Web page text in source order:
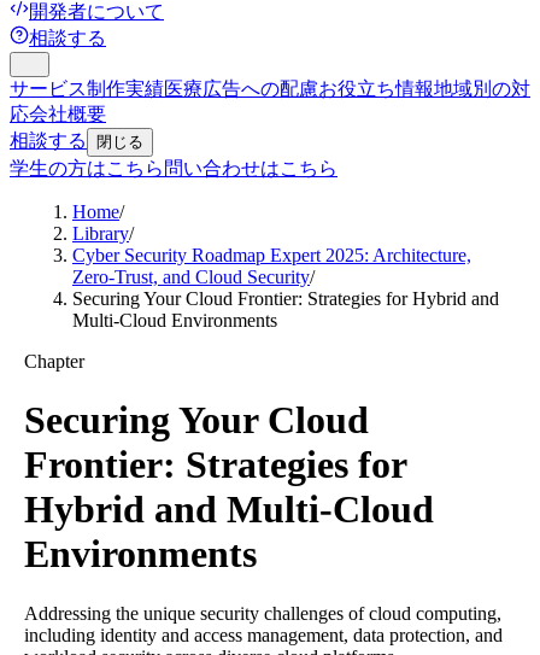
開発者について
相談する
サービス制作実績医療広告への配慮お役立ち情報地域別の対
応会社概要
相談する
閉じる
学生の方はこちら 問い合わせはこちら
Home/
Library/
Cyber Security Roadmap Expert 2025: Architecture,
Zero-Trust, and Cloud Security/
Securing Your Cloud Frontier: Strategies for Hybrid and
Multi-Cloud Environments
Chapter
Securing Your Cloud
Frontier: Strategies for
Hybrid and Multi-Cloud
Environments
Addressing the unique security challenges of cloud computing,
including identity and access management, data protection, and